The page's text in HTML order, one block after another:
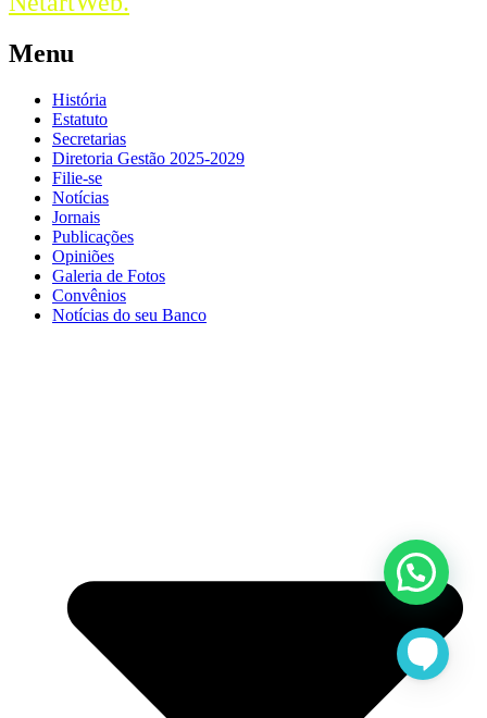
Menu
História
Estatuto
Secretarias
Diretoria Gestão 2025-2029
Filie-se
Notícias
Jornais
Publicações
Opiniões
Galeria de Fotos
Convênios
Notícias do seu Banco